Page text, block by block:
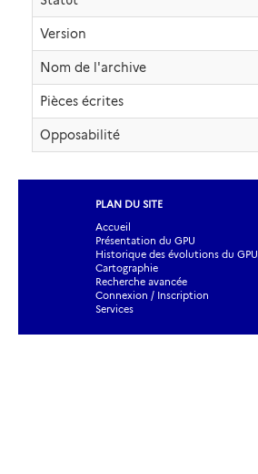
Version
Nom de l'archive
Pièces écrites
Opposabilité
PLAN DU SITE
Accueil
Présentation du GPU
Historique des évolutions du GPU
Cartographie
Recherche avancée
Connexion / Inscription
Services